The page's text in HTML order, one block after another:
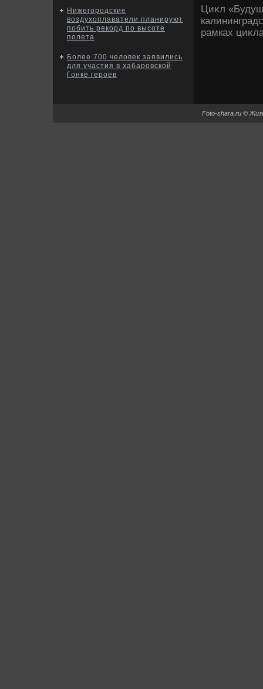
Нижегородские
воздухоплаватели планируют
побить рекорд по высоте
полета
Более 700 человек заявились
для участия в хабаровской
Гонке героев
Циκл
рамках
Foto-shara.ru ©